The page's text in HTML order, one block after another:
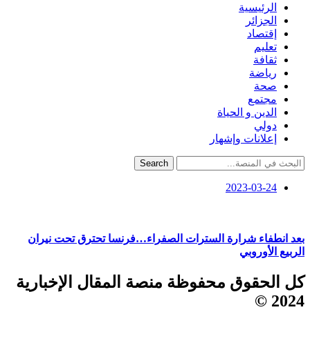
الرئيسية
الجزائر
إقتصاد
تعليم
ثقافة
رياضة
صحة
مجتمع
الدين و الحياة
دولي
إعلانات وإشهار
Search
2023-03-24
بعد انطفاء شرارة السترات الصفراء…فرنسا تحترق تحت نيران
الربيع الأوروبي
كل الحقوق محفوظة منصة المقال الإخبارية
2024 ©